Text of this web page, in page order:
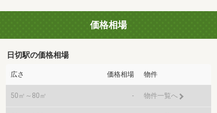
価格相場
日切駅の価格相場
広さ 価格相場 物件
50㎡～80㎡ - 物件一覧へ